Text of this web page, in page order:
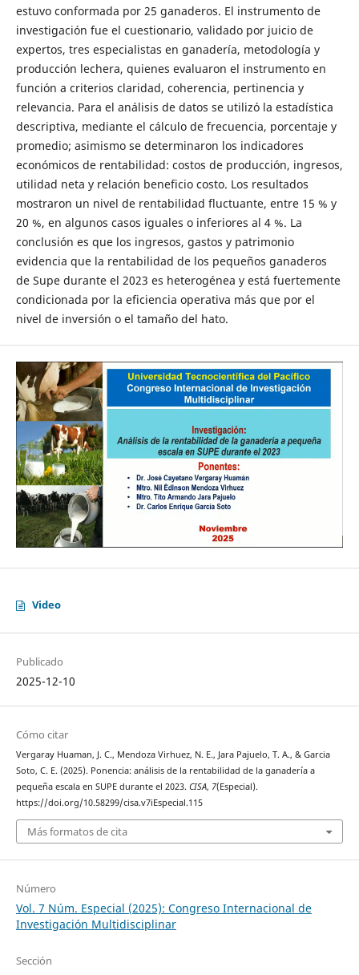
estuvo conformada por 25 ganaderos. El instrumento de
investigación fue el cuestionario, validado por juicio de
expertos, tres especialistas en ganadería, metodología y
producción lechera, quienes evaluaron el instrumento en
función a criterios claridad, coherencia, pertinencia y
relevancia. Para el análisis de datos se utilizó la estadística
descriptiva, mediante el cálculo de frecuencia, porcentaje y
promedio; asimismo se determinaron los indicadores
económicos de rentabilidad: costos de producción, ingresos,
utilidad neta y relación beneficio costo. Los resultados
mostraron un nivel de rentabilidad fluctuante, entre 15 % y
20 %, en algunos casos iguales o inferiores al 4 %. La
conclusión es que los ingresos, gastos y patrimonio
evidencia que la rentabilidad de los pequeños ganaderos
de Supe durante el 2023 es heterogénea y está fuertemente
condicionada por la eficiencia operativa más que por el
nivel de inversión o el tamaño del hato.
Video
Publicado
2025-12-10
Cómo citar
Vergaray Huaman, J. C., Mendoza Virhuez, N. E., Jara Pajuelo, T. A., & Garcia
Soto, C. E. (2025). Ponencia: análisis de la rentabilidad de la ganadería a
pequeña escala en SUPE durante el 2023. CISA, 7(Especial).
https://doi.org/10.58299/cisa.v7iEspecial.115
Más formatos de cita
Número
Vol. 7 Núm. Especial (2025): Congreso Internacional de
Investigación Multidisciplinar
Sección